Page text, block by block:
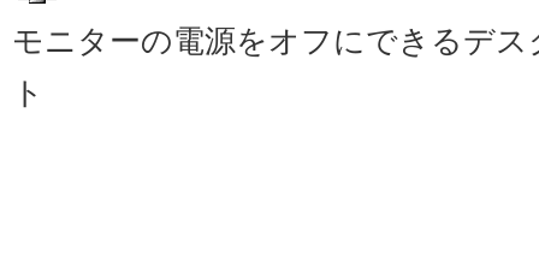
モニターの電源をオフにできるデ
ト